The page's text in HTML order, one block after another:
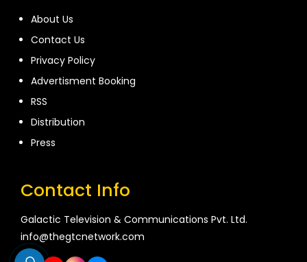
About Us
Contact Us
Privacy Policy
Advertisment Booking
RSS
Distribution
Press
Contact Info
Galactic Television & Communications Pvt. Ltd.
info@thegtcnetwork.com